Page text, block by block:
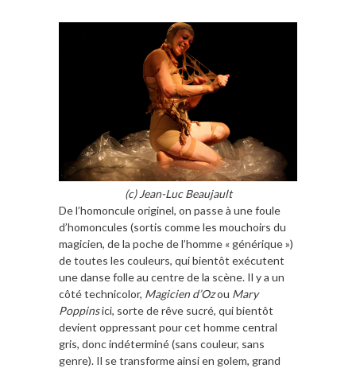
(c) Jean-Luc Beaujault
De l’homoncule originel, on passe à une foule
d’homoncules (sortis comme les mouchoirs du
magicien, de la poche de l’homme « générique »)
de toutes les couleurs, qui bientôt exécutent
une danse folle au centre de la scène. Il y a un
côté technicolor, Magicien d’Ozou Mary
Poppinsici, sorte de rêve sucré, qui bientôt
devient oppressant pour cet homme central
gris, donc indéterminé (sans couleur, sans
genre). Il se transforme ainsi en golem, grand